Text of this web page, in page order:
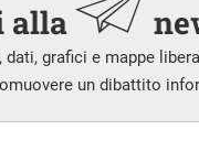
alla
dati, grafici e mappe
un dibattito